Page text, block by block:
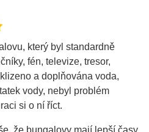
který byl standardně
fén, televize, tresor,
a doplňována voda,
vody, nebyl problém
si o ní říct.
že bungalovy mají lepší časy